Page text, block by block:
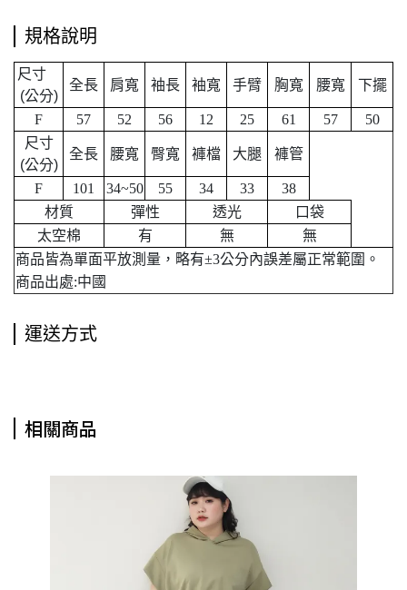
規格說明
尺寸
(公分)
全長 肩寬 袖長 袖寬 手臂 胸寬 腰寬 下擺
F 57 52 56 12 25 61 57 50
尺寸
(公分)
全長 腰寬 臀寬 褲檔 大腿 褲管
F 101 34~50 55 34 33
38
材質
彈性 透光
口袋
太空棉
有 無
無
商品皆為單面平放測量，略有±3公分內誤差屬正常範圍。
商品出處:中國
運送方式
相關商品